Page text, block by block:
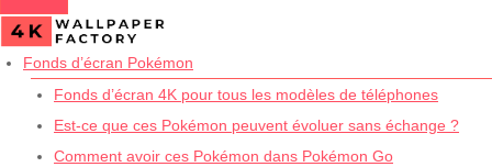
Fonds d’écran Pokémon
Fonds d’écran 4K pour tous les modèles de téléphones
Est-ce que ces Pokémon peuvent évoluer sans échange ?
Comment avoir ces Pokémon dans Pokémon Go